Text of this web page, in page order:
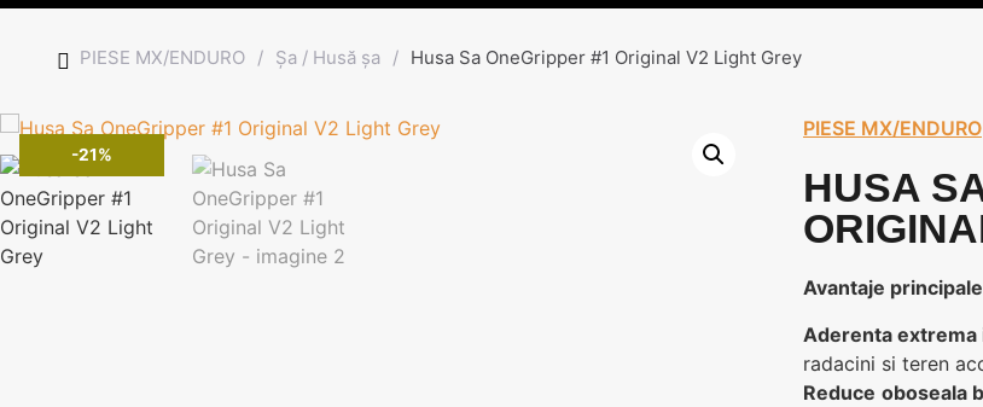
PIESE MX/ENDURO / Șa / Husă șa / Husa Sa OneGripper #1 Original V2 Light Grey
-21%
PIESE MX/ENDURO
HUSA
Avantaje principale
Aderenta
radacini si teren
Reduce oboseala